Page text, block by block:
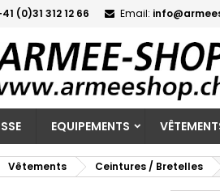
(0)31 312 12 66 Email:
EQUIPEMENTS
Vêtements Ceintures / Bretelles
add_circle_outline